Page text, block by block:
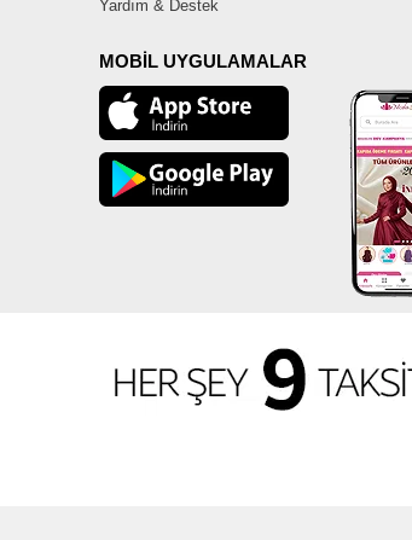
Yardım & Destek
MOBİL UYGULAMALAR